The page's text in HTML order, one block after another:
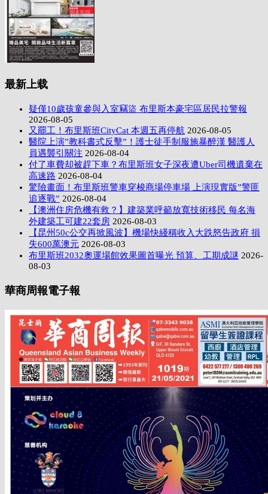
最新上载
疑僅10歲孩童參與入室竊盜 布里斯本豪宅區居民拉警報
2026-08-05
又罷工！布里斯班CityCat 本週五再停航 2026-08-05
醫院上演”教科書式反擊”！護士徒手制服施暴醉漢 醫護人
員遇襲引關注 2026-08-04
付了車費却被趕下車？布里斯班女子深夜遭Uber司機遺棄在
高速路 2026-08-04
驚險畫面！布里斯班警車穿梭商場停車場 上演現實版”警匪
追逐戰” 2026-08-04
【澳洲住房危機有救？】建築業呼籲放寬技術移民 每名海
外建築工可建22套房 2026-08-03
【昆州50c公交再掀風波】機場快綫稱收入大跌怒告政府 損
失600萬澳元 2026-08-03
布里斯班2032奧運場館效果圖首曝光 預算、工期成謎 2026-
08-03
華商周報電子報